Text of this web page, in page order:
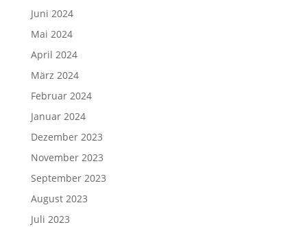
Juni 2024
Mai 2024
April 2024
März 2024
Februar 2024
Januar 2024
Dezember 2023
November 2023
September 2023
August 2023
Juli 2023